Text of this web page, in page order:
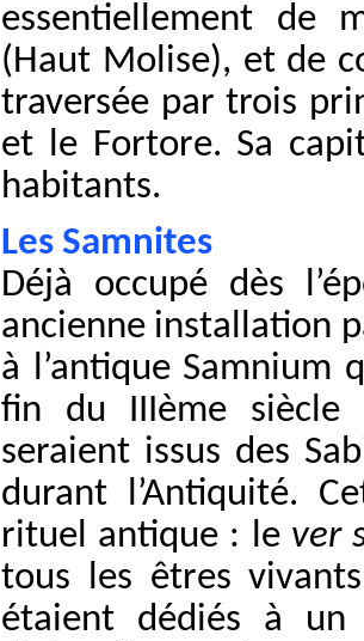
essentiellement de
(Haut Molise), et de
traversée par trois
et le Fortore. Sa
habitants.
Les Samnites
Déjà occupé dès
ancienne installation
à l’antique Samnium
fin du IIIème siècle
seraient issus des
durant l’Antiquité.
rituel antique : le ver
tous les êtres
étaient dédiés à un